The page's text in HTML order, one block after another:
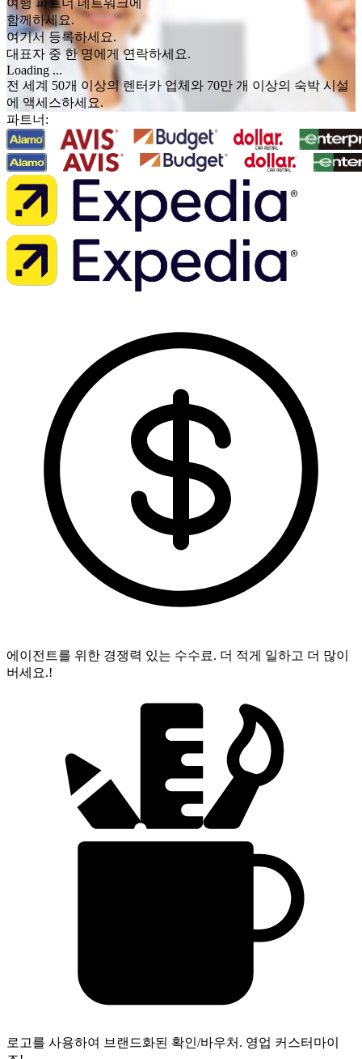
함께하세요.
여기서 등록하세요.
대표자 중 한 명에게 연락하세요.
Loading ...
전 세계 50개 이상의 렌터카 업체와 70만 개 이상의 숙박 시설
에 액세스하세요.
파트너:
에이전트를 위한 경쟁력 있는 수수료. 더 적게 일하고 더 많이
버세요.!
로고를 사용하여 브랜드화된 확인/바우처. 영업 커스터마이